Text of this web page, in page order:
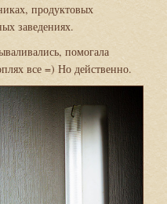
продуктовых
заведениях.
помогала
все =) Но действенно.